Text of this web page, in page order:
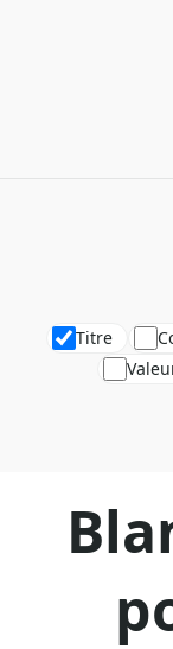
Titre